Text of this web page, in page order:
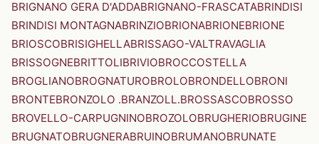
BRIGNANO GERA D'ADDABRIGNANO-FRASCATABRINDISI
BRINDISI MONTAGNABRINZIOBRIONABRIONEBRIONE
BRIOSCOBRISIGHELLABRISSAGO-VALTRAVAGLIA
BRISSOGNEBRITTOLIBRIVIOBROCCOSTELLA
BROGLIANOBROGNATUROBROLOBRONDELLOBRONI
BRONTEBRONZOLO .BRANZOLL.BROSSASCOBROSSO
BROVELLO-CARPUGNINOBROZOLOBRUGHERIOBRUGINE
BRUGNATOBRUGNERABRUINOBRUMANOBRUNATE